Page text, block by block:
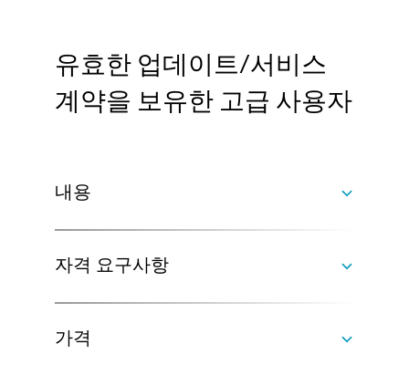
유효한 업데이트/서비스
계약을 보유한 고급 사용자
내용
름 최적화 포함)
자격 요구사항
가격